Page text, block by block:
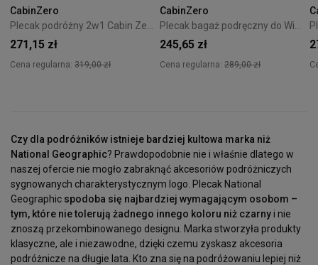
CabinZero
271,15 zł
Cena regularna: 319,00 zł
CabinZero
245,65 zł
Cena regularna: 289,00 zł
Czy dla podróżników istnieje bardziej kultowa marka niż
National Geographic? Prawdopodobnie nie i właśnie dlatego w
naszej ofercie nie mogło zabraknąć akcesoriów podróżniczych
sygnowanych charakterystycznym logo. Plecak National
Geographic spodoba się najbardziej wymagającym osobom –
tym, które nie tolerują żadnego innego koloru niż czarnyi nie
znoszą przekombinowanego designu. Marka stworzyła produkty
klasyczne, ale i niezawodne, dzięki czemu zyskasz akcesoria
podróżnicze na długie lata. Kto zna się na podróżowaniu lepiej niż